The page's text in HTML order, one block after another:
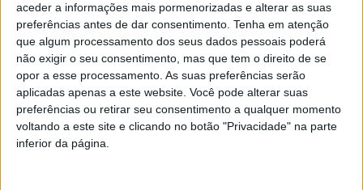
aceder a informações mais pormenorizadas e alterar as suas
preferências antes de dar consentimento. Tenha em atenção
que algum processamento dos seus dados pessoais poderá
não exigir o seu consentimento, mas que tem o direito de se
opor a esse processamento. As suas preferências serão
aplicadas apenas a este website. Você pode alterar suas
preferências ou retirar seu consentimento a qualquer momento
voltando a este site e clicando no botão "Privacidade" na parte
inferior da página.
FM ou emwww.968.fm.
TAGS Taça Portugal Ciclismo Tondela